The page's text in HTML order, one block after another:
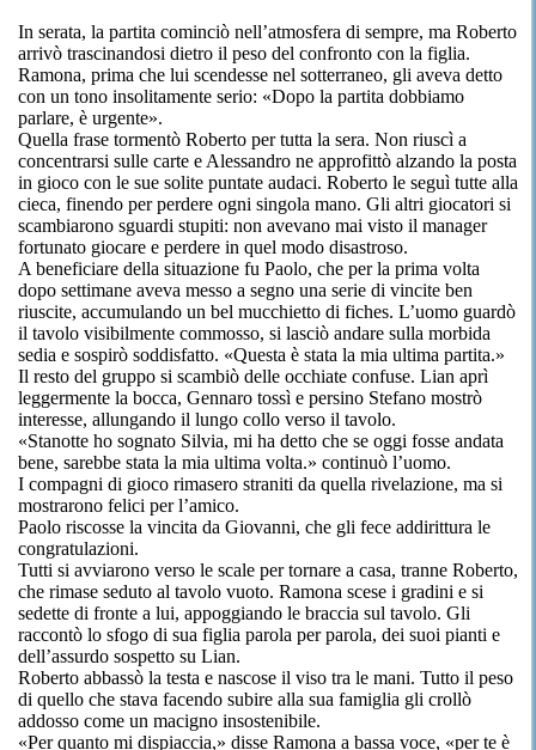
In serata, la partita cominciò nell’atmosfera di sempre, ma Roberto
arrivò trascinandosi dietro il peso del confronto con la figlia.
Ramona, prima che lui scendesse nel sotterraneo, gli aveva detto
con un tono insolitamente serio: «Dopo la partita dobbiamo
parlare, è urgente».
Quella frase tormentò Roberto per tutta la sera. Non riuscì a
concentrarsi sulle carte e Alessandro ne approfittò alzando la posta
in gioco con le sue solite puntate audaci. Roberto le seguì tutte alla
cieca, finendo per perdere ogni singola mano. Gli altri giocatori si
scambiarono sguardi stupiti: non avevano mai visto il manager
fortunato giocare e perdere in quel modo disastroso.
A beneficiare della situazione fu Paolo, che per la prima volta
dopo settimane aveva messo a segno una serie di vincite ben
riuscite, accumulando un bel mucchietto di fiches. L’uomo guardò
il tavolo visibilmente commosso, si lasciò andare sulla morbida
sedia e sospirò soddisfatto. «Questa è stata la mia ultima partita.»
Il resto del gruppo si scambiò delle occhiate confuse. Lian aprì
leggermente la bocca, Gennaro tossì e persino Stefano mostrò
interesse, allungando il lungo collo verso il tavolo.
«Stanotte ho sognato Silvia, mi ha detto che se oggi fosse andata
bene, sarebbe stata la mia ultima volta.» continuò l’uomo.
I compagni di gioco rimasero straniti da quella rivelazione, ma si
mostrarono felici per l’amico.
Paolo riscosse la vincita da Giovanni, che gli fece addirittura le
congratulazioni.
Tutti si avviarono verso le scale per tornare a casa, tranne Roberto,
che rimase seduto al tavolo vuoto. Ramona scese i gradini e si
sedette di fronte a lui, appoggiando le braccia sul tavolo. Gli
raccontò lo sfogo di sua figlia parola per parola, dei suoi pianti e
dell’assurdo sospetto su Lian.
Roberto abbassò la testa e nascose il viso tra le mani. Tutto il peso
di quello che stava facendo subire alla sua famiglia gli crollò
addosso come un macigno insostenibile.
«Per quanto mi dispiaccia,» disse Ramona a bassa voce, «per te è